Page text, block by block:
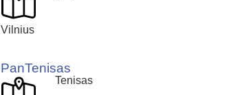
Vilnius
PanTenisas
Tenisas